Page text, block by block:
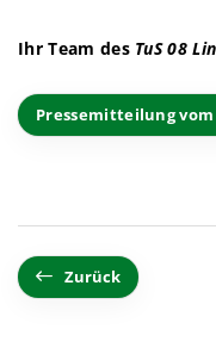
Ihr Team des TuS 08
Pressemitteilung vom
Zurück